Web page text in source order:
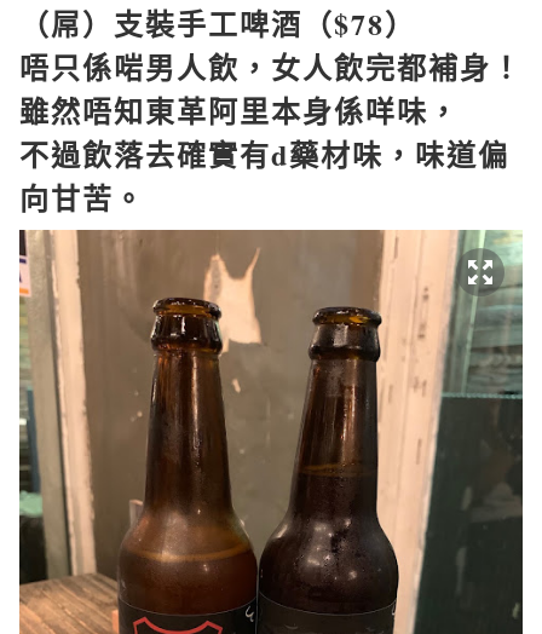
（屌）支裝手工啤酒（$78）
唔只係啱男人飲，女人飲完都補身！
雖然唔知東革阿里本身係咩味，
不過飲落去確實有d藥材味，味道偏
向甘苦。